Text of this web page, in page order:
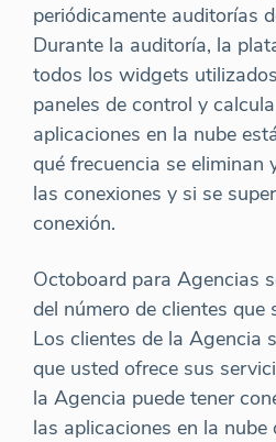
periódicamente auditorías
Durante la auditoría, la
todos los widgets
paneles de control y
aplicaciones en la nube
qué frecuencia se eliminan
las conexiones y si se
conexión.
Octoboard para Agencias
del número de clientes que
Los clientes de la Agencia
que usted ofrece sus
la Agencia puede tener
las aplicaciones en la nube